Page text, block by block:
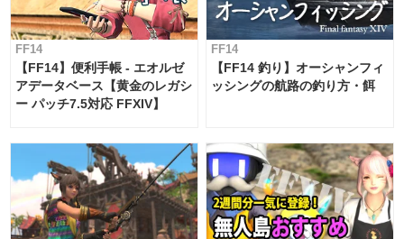
FF14
【FF14】便利手帳 - エオルゼ
アデータベース【黄金のレガシ
ー パッチ7.5対応 FFXIV】
FF14
【FF14 釣り】オーシャンフィ
ッシングの航路の釣り方・餌